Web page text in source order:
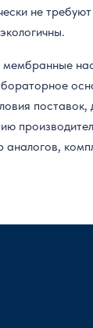
не требуют
поставок,
аналогов,